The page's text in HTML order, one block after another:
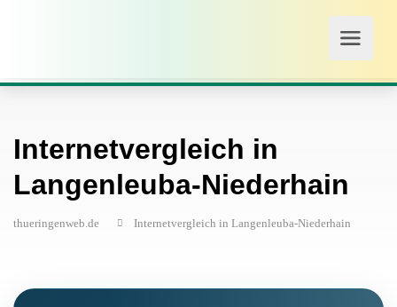
Internetvergleich in
Langenleuba-Niederhain
thueringenweb.de Internetvergleich in Langenleuba-Niederhain